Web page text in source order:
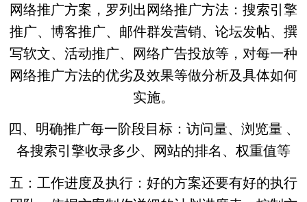
网络推广方案，罗列出网络推广方法：搜索引擎
推广、博客推广、邮件群发营销、论坛发帖、撰
写软文、活动推广、网络广告投放等，对每一种
网络推广方法的优劣及效果等做分析及具体如何
实施。
四、明确推广每一阶段目标：访问量、浏览量 、
各搜索引擎收录多少、网站的排名、权重值等
五：工作进度及执行：好的方案还要有好的执行